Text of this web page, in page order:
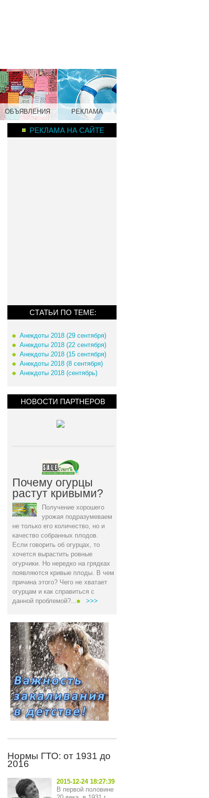
ОБЪЯВЛЕНИЯ РЕКЛАМА
РЕКЛАМА НА САЙТЕ
СТАТЬИ ПО ТЕМЕ:
Анекдоты 2018 (29 сентября)
Анекдоты 2018 (22 сентября)
Анекдоты 2018 (15 сентября)
Анекдоты 2018 (8 сентября)
Анекдоты 2018 (сентябрь)
НОВОСТИ ПАРТНЕРОВ
Почему огурцы
растут кривыми?
Получение хорошего
урожая подразумеваем
не только его количество, но и
качество собранных плодов.
Если говорить об огурцах, то
хочется вырастить ровные
огурчики. Но нередко на грядках
появляются кривые плоды. В чем
причина этого? Чего не хватает
огурцам и как справиться с
данной проблемой?...
>>>
Нормы ГТО: от 1931 до
2016
2015-12-24 18:27:39
В первой половине